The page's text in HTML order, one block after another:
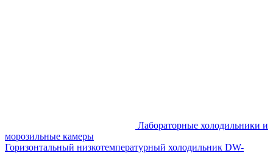
Лабораторные холодильники и
морозильные камеры
Горизонтальный низкотемпературный холодильник DW-